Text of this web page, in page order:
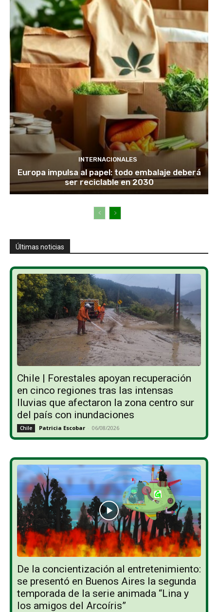
INTERNACIONALES
Europa impulsa al papel: todo embalaje deberá
ser reciclable en 2030
Últimas noticias
Chile | Forestales apoyan recuperación
en cinco regiones tras las intensas
lluvias que afectaron la zona centro sur
del país con inundaciones
Chile Patricia Escobar - 06/08/2026
De la concientización al entretenimiento:
se presentó en Buenos Aires la segunda
temporada de la serie animada “Lina y
los amigos del Arcoíris”